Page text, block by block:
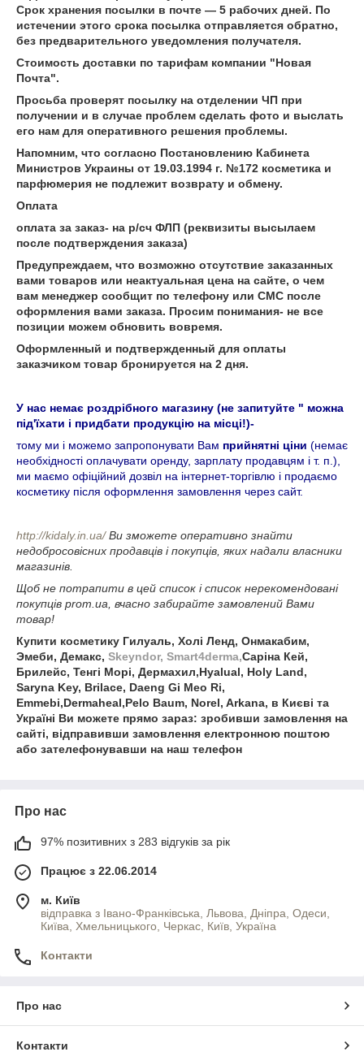
Срок хранения посылки в почте ― 5 рабочих дней. По
истечении этого срока посылка отправляется обратно,
без предварительного уведомления получателя.
Стоимость доставки по тарифам компании "Новая
Почта".
Просьба проверят посылку на отделении ЧП при
получении и в случае проблем сделать фото и выслать
его нам для оперативного решения проблемы.
Напомним, что согласно Постановлению Кабинета
Министров Украины от 19.03.1994 г. №172 косметика и
парфюмерия не подлежит возврату и обмену.
Оплата
оплата за заказ- на р/сч ФЛП (реквизиты высылаем
после подтверждения заказа)
Предупреждаем, что возможно отсутствие заказанных
вами товаров или неактуальная цена на сайте, о чем
вам менеджер сообщит по телефону или СМС после
оформления вами заказа. Просим понимания- не все
позиции можем обновить вовремя.
Оформленный и подтвержденный для оплаты
заказчиком товар бронируется на 2 дня.
У нас немає роздрібного магазину (не запитуйте " можна
під'їхати і придбати продукцію на місці!)-
тому ми і можемо запропонувати Вам прийнятні ціни (немає
необхідності оплачувати оренду, зарплату продавцям і т. п.),
ми маємо офіційний дозвіл на інтернет-торгівлю і продаємо
косметику після оформлення замовлення через сайт.
http://kidaly.in.ua/Ви зможете оперативно знайти
недобросовісних продавців і покупців, яких надали власники
магазинів.
Щоб не потрапити в цей список і список нерекомендовані
покупців prom.ua, вчасно забирайте замовлений Вами
товар!
Купити косметику Гилуаль, Холі Ленд, Онмакабим,
Эмеби, Демакс, Skeyndor, Smart4derma,Саріна Кей,
Брилейс, Тенгі Морі, Дермахил,Hyalual, Holy Land,
Saryna Key, Brilace, Daeng Gi Meo Ri,
Emmebi,Dermaheal,Pelo Baum, Norel, Arkana, в Києві та
Україні Ви можете прямо зараз: зробивши замовлення на
сайті, відправивши замовлення електронною поштою
або зателефонувавши на наш телефон
Про нас
97% позитивних з 283 відгуків за рік
Працює з 22.06.2014
м. Київ
відправка з Івано-Франківська, Львова, Дніпра, Одеси,
Київа, Хмельницького, Черкас, Київ, Україна
Контакти
Про нас
Контакти